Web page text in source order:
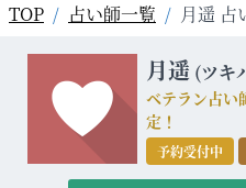
TOP 占い師一覧 月遥 占
月遥 (ツキ
ベテラン占い
定！
予約受付中